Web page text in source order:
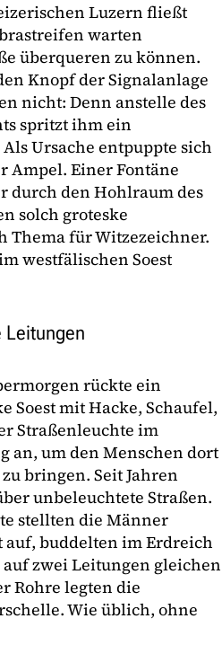
Luzern fließt
warten
überqueren zu können.
Knopf der Signalanlage
nicht: Denn anstelle des
spritzt ihm ein
Ursache entpuppte sich
Ampel. Einer Fontäne
durch den Hohlraum des
solch groteske
Thema für Witzezeichner.
westfälischen Soest
Leitungen
rückte ein
Soest mit Hacke, Schaufel,
Straßenleuchte im
an, um den Menschen dort
bringen. Seit Jahren
unbeleuchtete Straßen.
stellten die Männer
auf, buddelten im Erdreich
zwei Leitungen gleichen
Rohre legten die
Wie üblich, ohne